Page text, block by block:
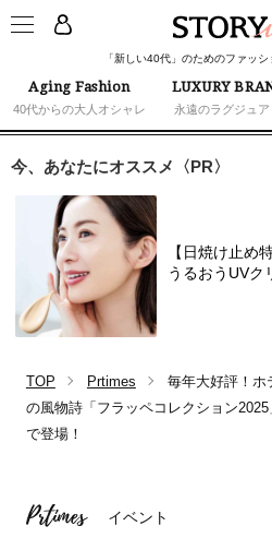
「新しい40代」のためのファッ
Aging Fashion
40代からの大人オシャレ
LUXURY
永遠のラグジュア
今、あなたにオススメ〈PR〉
【日焼け止め
うるおうUVク
TOP Prtimes
毎年大好評！ホ
の風物詩「フラッペコレクション
で登場！
Prtimes イベント